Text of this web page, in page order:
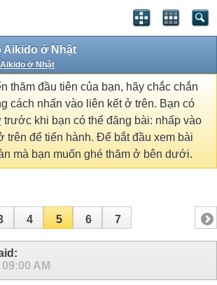
Aikido ở Nhật
ở Nhật
thăm đầu tiên của bạn, hãy chắc chắn
cách nhấn vào liên kết ở trên. Bạn có
trước khi bạn có thể đăng bài: nhấp vào
trên để tiến hành. Để bắt đầu xem bài
mà bạn muốn ghé thăm ở bên dưới.
4 5 6 7
09:00 AM